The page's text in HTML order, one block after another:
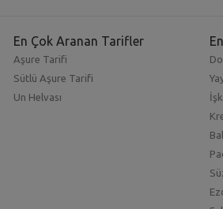
En Çok Aranan Tarifler
Aşure Tarifi
Sütlü Aşure Tarifi
Un Helvası